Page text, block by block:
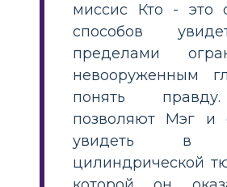
миссис Кто - это
способов
пределами
невооруженным
понять
позволяют Мэг и
увидеть в
цилиндрической